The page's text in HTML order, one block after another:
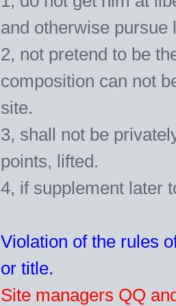
and otherwise
2, not pretend to be
composition can not
site.
3, shall not be
points, lifted.
4, if supplement later
Violation of the rules
or title.
Site managers QQ